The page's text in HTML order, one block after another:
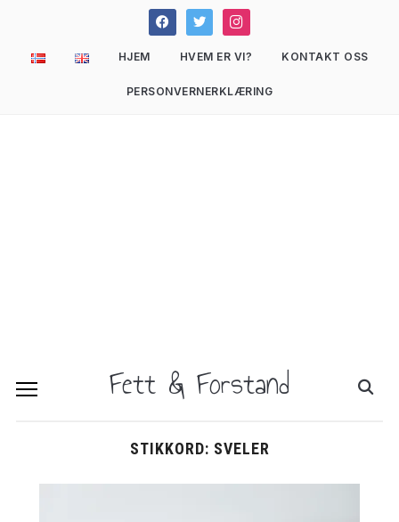
facebooktwitter instagram
HJEM HVEM ER VI? KONTAKT OSS
PERSONVERNERKLÆRING
Fett & Forstand
STIKKORD: SVELER